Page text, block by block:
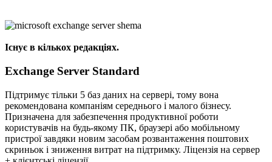
Існує в кількох редакціях.
Exchange Server Standard
Підтримує тільки 5 баз даних на сервері, тому вона
рекомендована компаніям середнього і малого бізнесу.
Призначена для забезпечення продуктивної роботи
користувачів на будь-якому ПК, браузері або мобільному
пристрої завдяки новим засобам розвантаження поштових
скриньок і зниження витрат на підтримку. Ліцензія на сервер